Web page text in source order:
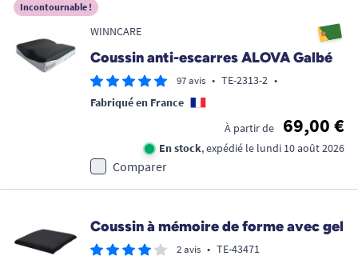
Incontournable !
WINNCARE
Coussin anti-escarres ALOVA Galbé
97 avis • TE-2313-2 •
Fabriqué en France
À partir de
69,00 €
En stock, expédié le lundi 10 août 2026
Comparer
Coussin à mémoire de forme avec gel
2 avis • TE-43471